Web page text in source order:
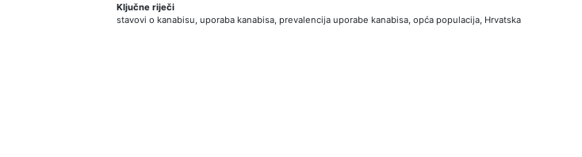
Ključne riječi
stavovi o kanabisu, uporaba kanabisa, prevalencija uporabe kanabisa, opća populacija, Hrvatska